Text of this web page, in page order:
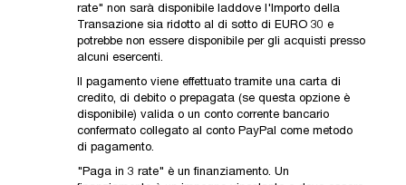
rate" non sarà disponibile laddove l'Importo della
Transazione sia ridotto al di sotto di EURO 30 e
potrebbe non essere disponibile per gli acquisti presso
alcuni esercenti.
Il pagamento viene effettuato tramite una carta di
credito, di debito o prepagata (se questa opzione è
disponibile) valida o un conto corrente bancario
confermato collegato al conto PayPal come metodo
di pagamento.
"Paga in 3 rate" è un finanziamento. Un